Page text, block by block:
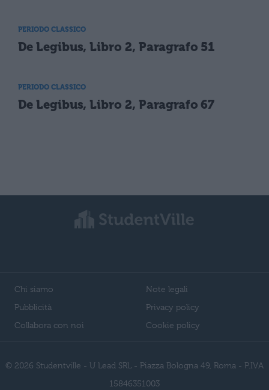
PERIODO CLASSICO
De Legibus, Libro 2, Paragrafo 51
PERIODO CLASSICO
De Legibus, Libro 2, Paragrafo 67
Chi siamo
Pubblicità
Collabora con noi
Note legali
Privacy policy
Cookie policy
© 2026 Studentville - U Lead SRL - Piazza Bologna 49, Roma - P.IVA
15846351003